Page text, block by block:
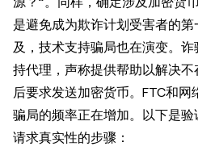
是避免成为欺诈计划受害者的
及，技术支持骗局也在演变。
持代理，声称提供帮助以解决
后要求发送加密货币。FTC和
骗局的频率正在增加。以下是
请求真实性的步骤：